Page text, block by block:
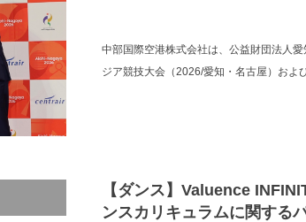
中部国際空港株式会社は、公益財団法人
ジア競技大会（2026/愛知・名古屋）およ
【ダンス】Valuence
ンスカリキュラムに関する